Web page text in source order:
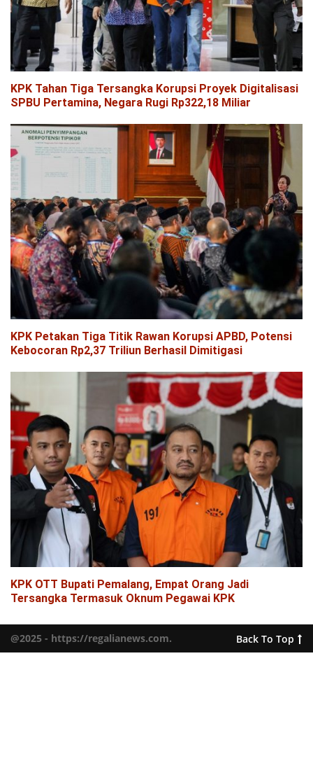
KPK Tahan Tiga Tersangka Korupsi Proyek Digitalisasi
SPBU Pertamina, Negara Rugi Rp322,18 Miliar
KPK Petakan Tiga Titik Rawan Korupsi APBD, Potensi
Kebocoran Rp2,37 Triliun Berhasil Dimitigasi
KPK OTT Bupati Pemalang, Empat Orang Jadi
Tersangka Termasuk Oknum Pegawai KPK
@2025 - https://regalianews.com. Back To Top